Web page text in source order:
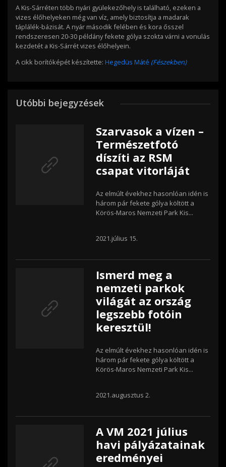
A Kis-Sárréten több nyári gyülekezőhely is található, ezeken a
vizes élőhelyeken még van víz, amely biztosítja a madarak
táplálék-bázisát. A nyár második felében és kora ősszel
rendszeresen 20-30 példány fekete gólya szokta várni a vonulás
kezdetét a Kis-Sárrét vizes élőhelyein.
A cikk borítóképét készítette: Hegedüs Máté (Fészekben)
Utóbbi bejegyzések
Szarvasok a vízen –
Természetfotó
díszíti az RSM
csapat vitorláját
Az elmúlt évekhez hasonlóan idén is
három pár fekete gólya költött a
Körös-Maros Nemzeti Park Kis...
2021.július 15.
Ismerd meg a
nemzeti parkok
világát az ország
legszebb fotóin
keresztül!
Az elmúlt évekhez hasonlóan idén is
három pár fekete gólya költött a
Körös-Maros Nemzeti Park Kis...
2021.augusztus 2.
A VM 2021 július
havi pályázatainak
eredményei